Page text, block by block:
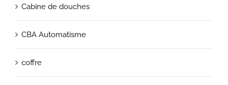
Cabine de douches
CBA Automatisme
coffre